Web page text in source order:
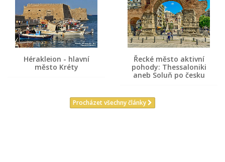
Hérakleion - hlavní
město Kréty
Řecké město aktivní
pohody: Thessaloniki
aneb Soluň po česku
Procházet všechny články